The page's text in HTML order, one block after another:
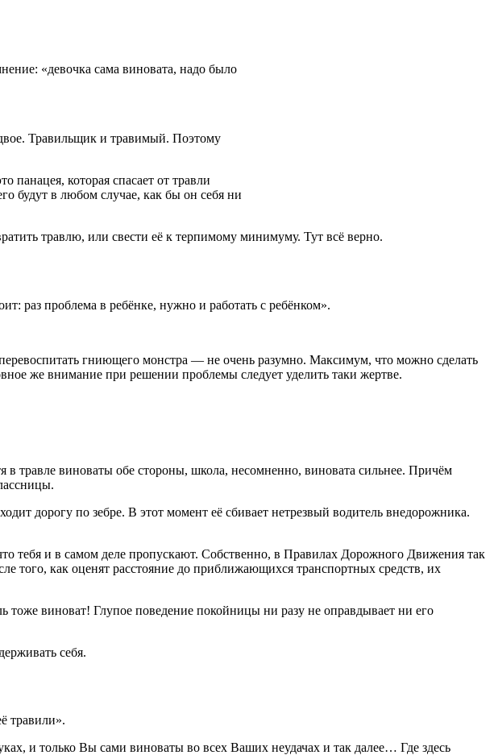
«девочка сама виновата, надо было
Травильщик и травимый. Поэтому
панацея, которая спасает от травли
будут в любом случае, как бы он себя ни
травлю, или свести её к терпимому минимуму. Тут всё верно.
раз проблема в ребёнке, нужно и работать с ребёнком».
гниющего монстра — не очень разумно. Максимум, что можно сделать
же внимание при решении проблемы следует уделить таки жертве.
травле виноваты обе стороны, школа, несомненно, виновата сильнее. Причём
дорогу по зебре. В этот момент её сбивает нетрезвый водитель внедорожника.
тебя и в самом деле пропускают. Собственно, в Правилах Дорожного Движения так
того, как оценят расстояние до приближающихся транспортных средств, их
тоже виноват! Глупое поведение покойницы ни разу не оправдывает ни его
себя.
травили».
и только Вы сами виноваты во всех Ваших неудачах и так далее… Где здесь